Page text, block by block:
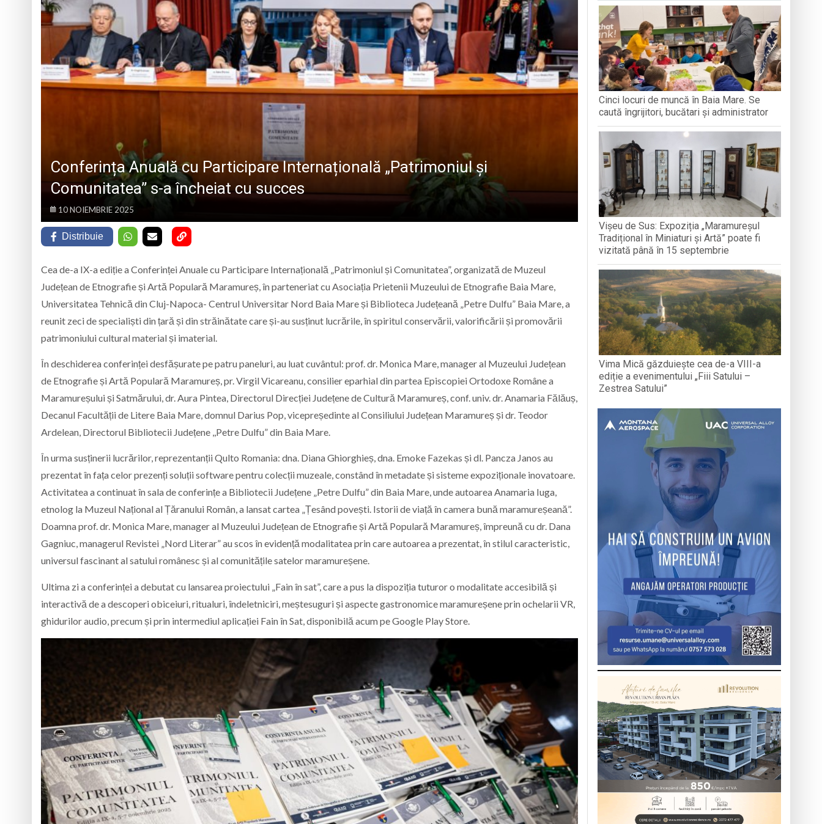
Prognoza meteo Maramureș, vineri 7 august 2026
Ansamblul Folcloric „Săliștenii” va urca pe scena Festivalului Internațional de Folclor „Cântecele Munților” de la Sibiu
6 august 1943, s-a născut Dan Grigore, pianistul care a transformat muzica într-o formă de sinceritate
Cinci locuri de muncă în Baia Mare. Se caută îngrijitori, bucătari și administrator
PÂNĂ ÎN 15 SEPTEMBRIE
CREDINȚA”
Conferința Anuală cu Participare Internațională „Patrimoniul și
Comunitatea” s-a încheiat cu succes
10 NOIEMBRIE 2025
Distribuie
Cea de-a IX-a ediție a Conferinței Anuale cu Participare Internațională „Patrimoniul și Comunitatea”, organizată de Muzeul
Județean de Etnografie și Artă Populară Maramureș, în parteneriat cu Asociația Prietenii Muzeului de Etnografie Baia Mare,
Universitatea Tehnică din Cluj-Napoca- Centrul Universitar Nord Baia Mare și Biblioteca Județeană „Petre Dulfu” Baia Mare, a
reunit zeci de specialiști din țară și din străinătate care și-au susținut lucrările, în spiritul conservării, valorificării și promovării
patrimoniului cultural material și imaterial.
În deschiderea conferinței desfășurate pe patru paneluri, au luat cuvântul: prof. dr. Monica Mare, manager al Muzeului Județean
de Etnografie și Artă Populară Maramureș, pr. Virgil Vicareanu, consilier eparhial din partea Episcopiei Ortodoxe Române a
Maramureșului și Satmărului, dr. Aura Pintea, Directorul Direcției Județene de Cultură Maramureș, conf. univ. dr. Anamaria Fălăuș,
Decanul Facultății de Litere Baia Mare, domnul Darius Pop, vicepreședinte al Consiliului Județean Maramureș și dr. Teodor
Ardelean, Directorul Bibliotecii Județene ,,Petre Dulfu” din Baia Mare.
În urma susținerii lucrărilor, reprezentanții Qulto Romania: dna. Diana Ghiorghieș, dna. Emoke Fazekas și dl. Pancza Janos au
prezentat în fața celor prezenți soluții software pentru colecții muzeale, constând în metadate și sisteme expoziționale inovatoare.
Activitatea a continuat în sala de conferințe a Bibliotecii Județene „Petre Dulfu” din Baia Mare, unde autoarea Anamaria Iuga,
etnolog la Muzeul Național al Țăranului Român, a lansat cartea „Țesând povești. Istorii de viață în camera bună maramureșeană”.
Doamna prof. dr. Monica Mare, manager al Muzeului Județean de Etnografie și Artă Populară Maramureș, împreună cu dr. Dana
Gagniuc, managerul Revistei „Nord Literar” au scos în evidență modalitatea prin care autoarea a prezentat, în stilul caracteristic,
universul fascinant al satului românesc și al comunitățile satelor maramureșene.
Ultima zi a conferinței a debutat cu lansarea proiectului „Fain în sat”, care a pus la dispoziția tuturor o modalitate accesibilă și
interactivă de a descoperi obiceiuri, ritualuri, îndeletniciri, meștesuguri și aspecte gastronomice maramureșene prin ochelarii VR,
ghidurilor audio, precum și prin intermediul aplicației Fain în Sat, disponibilă acum pe Google Play Store.
Cinci locuri de muncă în Baia Mare. Se
caută îngrijitori, bucătari și administrator
Vișeu de Sus: Expoziția „Maramureșul
Tradițional în Miniaturi și Artă” poate fi
vizitată până în 15 septembrie
Vima Mică găzduiește cea de-a VIII-a
ediție a evenimentului „Fiii Satului –
Zestrea Satului”